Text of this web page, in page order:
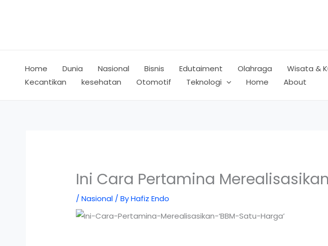
Home Dunia Nasional Bisnis Edutaiment Olahraga Wisata &
Kecantikan
kesehatan Otomotif Teknologi Home About
Ini Cara Pertamina Merealisasikan
/Nasional / ByHafiz Endo